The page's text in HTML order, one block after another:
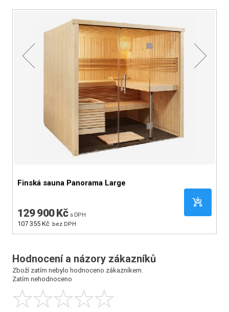
Finská sauna Panorama Large
129 900 Kč s DPH
107 355 Kč bez DPH
Hodnocení a názory zákazníků
Zboží zatím nebylo hodnoceno zákazníkem.
Zatím nehodnoceno